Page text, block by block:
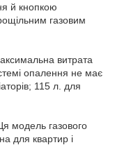
й кнопкою
газовим
витрата
опалення не має
115 л. для
модель газового
для квартир і